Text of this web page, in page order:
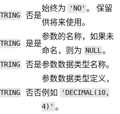
否是
始终为 'NO' 。 保留
供将来使用。
是是
参数的名称，如果未
命名，则为 NULL。
否是参数数据类型名称。
否否
参数数据类型定义，
例如
'DECIMAL(10,
4)' 。